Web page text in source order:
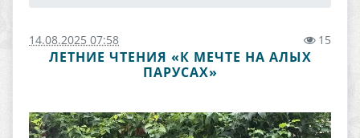
14.08.2025 07:58 15
ЛЕТНИЕ ЧТЕНИЯ «К МЕЧТЕ НА АЛЫХ
ПАРУСАХ»